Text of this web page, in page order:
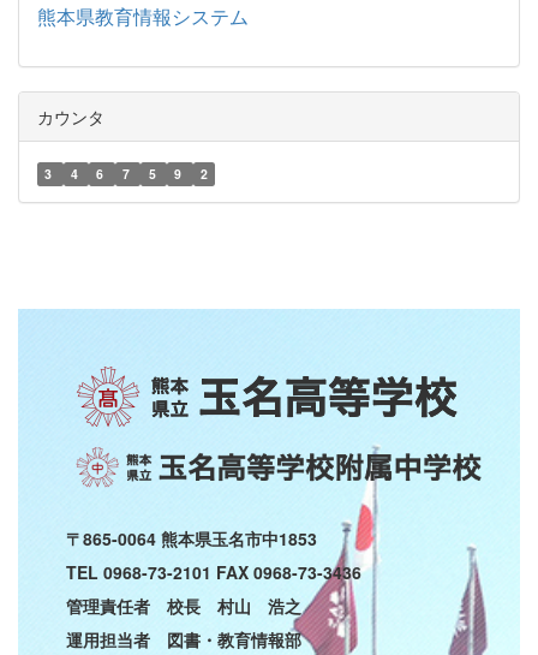
熊本県教育情報システム
カウンタ
3 4 6 7 5 9 2
〒865-0064 熊本県玉名市中1853
TEL 0968-73-2101 FAX 0968-73-3436
管理責任者 校長 村山 浩之
運用担当者 図書・教育情報部